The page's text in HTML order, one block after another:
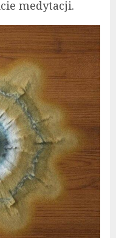
medytacji.